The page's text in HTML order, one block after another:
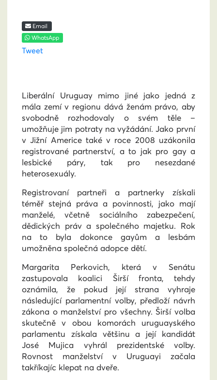
Email
WhatsApp
Tweet
Liberální Uruguay mimo jiné jako jedná z
mála zemí v regionu dává ženám právo, aby
svobodně rozhodovaly o svém těle –
umožňuje jim potraty na vyžádání. Jako první
v Jižní Americe také v roce 2008 uzákonila
registrované partnerství, a to jak pro gay a
lesbické páry, tak pro nesezdané
heterosexuály.
Registrovaní partneři a partnerky získali
téměř stejná práva a povinnosti, jako mají
manželé, včetně sociálního zabezpečení,
dědických práv a společného majetku. Rok
na to byla dokonce gayům a lesbám
umožněna společná adopce dětí.
Margarita Perkovich, která v Senátu
zastupovala koalici Širší fronta, tehdy
oznámila, že pokud její strana vyhraje
následující parlamentní volby, předloží návrh
zákona o manželství pro všechny. Širší volba
skutečně v obou komorách uruguayského
parlamentu získala většinu a její kandidát
José Mujica vyhrál prezidentské volby.
Rovnost manželství v Uruguayi začala
takříkajíc klepat na dveře.